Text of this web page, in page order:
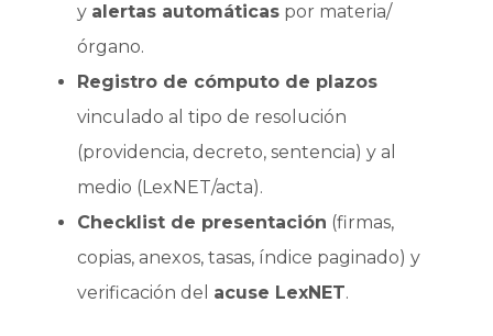
y alertas automáticas por materia/
órgano.
Registro de cómputo de plazos
vinculado al tipo de resolución
(providencia, decreto, sentencia) y al
medio (LexNET/acta).
Checklist de presentación (firmas,
copias, anexos, tasas, índice paginado) y
verificación del acuse LexNET.